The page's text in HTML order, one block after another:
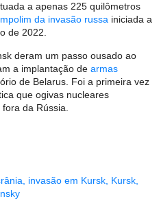
a apenas 225 quilômetros
da invasão russa iniciada a
de 2022.
deram um passo ousado ao
a implantação de armas
de Belarus. Foi a primeira vez
que ogivas nucleares
da Rússia.
, invasão em Kursk, Kursk,